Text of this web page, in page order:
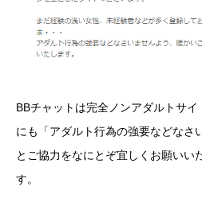
BBチャットは完全ノンアダルトサ
にも「アダルト行為の強要などなさ
とご協力をなにとぞ宜しくお願いい
す。